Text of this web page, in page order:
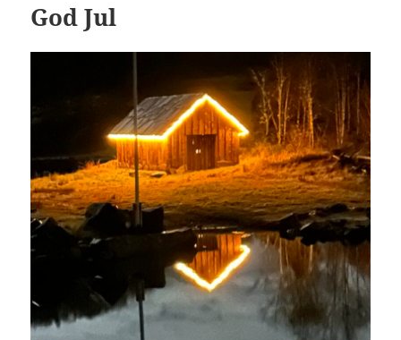
God Jul